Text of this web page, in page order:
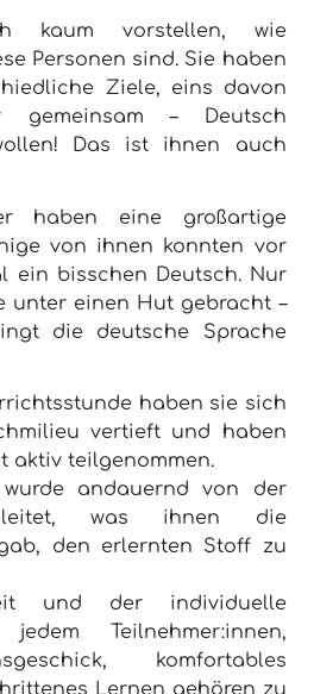
kaum vorstellen, wie
Personen sind. Sie haben
Ziele, eins davon
– Deutsch
Das ist ihnen auch
haben eine großartige
von ihnen konnten vor
ein bisschen Deutsch. Nur
unter einen Hut gebracht –
die deutsche Sprache
haben sie sich
vertieft und haben
aktiv teilgenommen.
andauernd von der
was ihnen die
den erlernten Stoff zu
und der individuelle
Teilnehmer:innen,
komfortables